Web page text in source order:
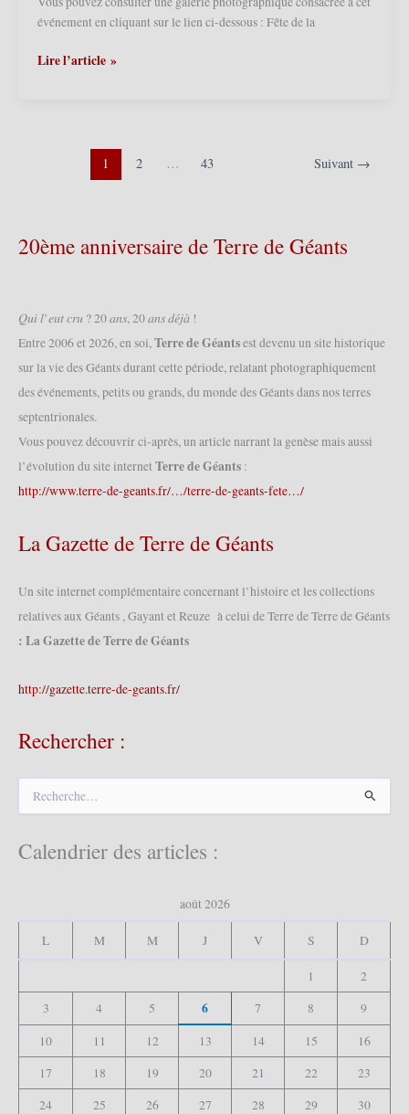
anniversaire
Géants
événement en cliquant sur le lien ci-dessous : Fête de la
Lezennes
anniversaire
Lire l’article »
1 2 … 43 Suivant →
20ème anniversaire de Terre de Géants
𝑄𝑢𝑖 𝑙’𝑒𝑢𝑡 𝑐𝑟𝑢 ? 20 𝑎𝑛𝑠, 20 𝑎𝑛𝑠 𝑑𝑒́𝑗𝑎̀ !
Entre 2006 et 2026, en soi,Terre de Géantsest devenu un site historique
sur la vie des Géants durant cette période, relatant photographiquement
des événements, petits ou grands, du monde des Géants dans nos terres
septentrionales.
Vous pouvez découvrir ci-après, un article narrant la genèse mais aussi
l’évolution du site internet Terre de Géants :
http://www.terre-de-geants.fr/…/terre-de-geants-fete…/
La Gazette de Terre de Géants
Un site internet complémentaire concernant l’histoire et les collections
relatives aux Géants , Gayant et Reuze à celui de Terre de Terre de Géants
: La Gazette de Terre de Géants
http://gazette.terre-de-geants.fr/
Rechercher :
e
Calendrier des articles :
août 2026
L M M J V S D
1
2
3
4 5 6 7 8
9
10
11 12 13 14 15
16
17
18 19 20 21 22
23
24
25 26 27 28 29
30